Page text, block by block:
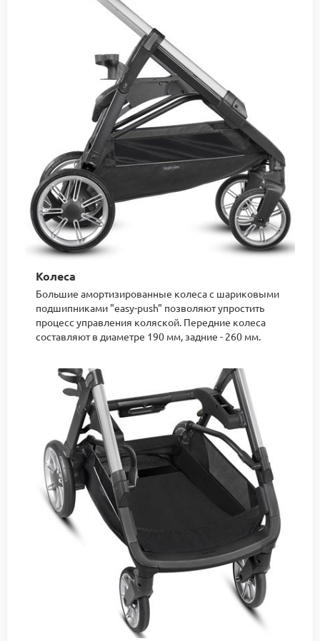
Колеса
Большие амортизированные колеса с шариковыми
подшипниками "easy-push" позволяют упростить
процесс управления коляской. Передние колеса
составляют в диаметре 190 мм, задние - 260 мм.